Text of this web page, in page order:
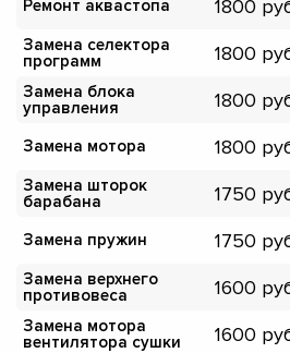
Ремонт аквастопа 1800
Замена селектора
программ
1800
Замена блока
управления
1800
Замена мотора 1800
Замена шторок
барабана
1750
Замена пружин 1750
Замена верхнего
противовеса
1600
Замена мотора
вентилятора сушки
1600